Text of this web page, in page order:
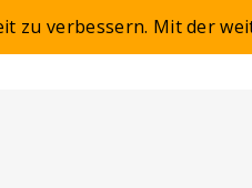
zu verbessern. Mit der